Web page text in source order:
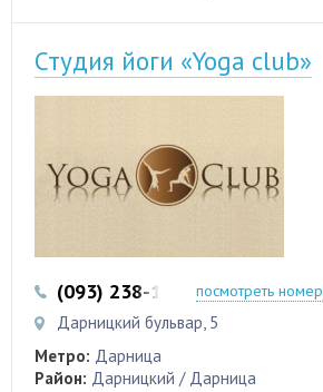
Студия йоги «Yoga club»
(093) 238-16-16посмотреть номер
Дарницкий бульвар, 5
Метро: Дарница
Район: Дарницкий / Дарница